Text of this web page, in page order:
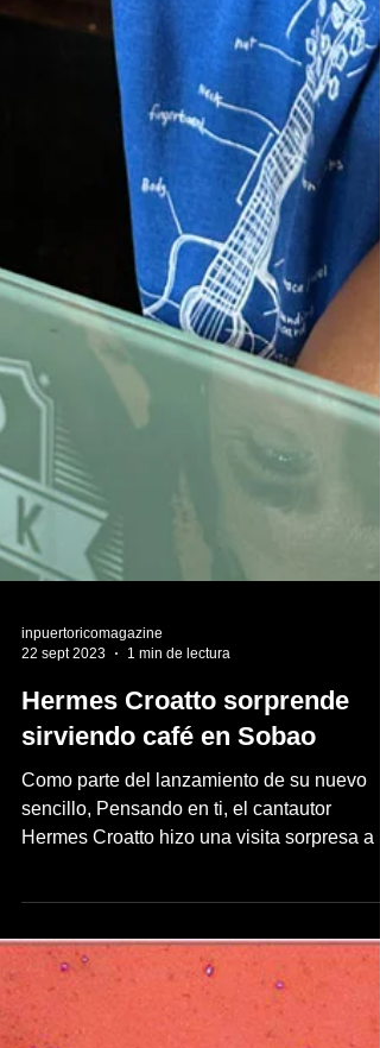
inpuertoricomagazine
22 sept 2023
1 min de lectura
sirviendo café en Sobao
Como parte del lanzamiento de su nuevo